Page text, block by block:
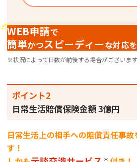
WEB申請で
簡単かつスピーディーな対応を
※状況によって日数が前後する場合がございます
ポイント2
日常生活賠償保険金額 3億円
日常生活上の相手への賠償責任事故
す！
＊